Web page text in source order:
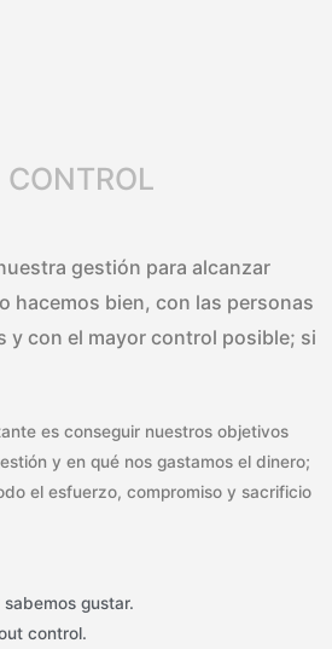
gestión para alcanzar
hacemos bien, con las personas
y con el mayor control posible; si
es conseguir nuestros objetivos
y en qué nos gastamos el dinero;
el esfuerzo, compromiso y sacrificio
gustar.
control.